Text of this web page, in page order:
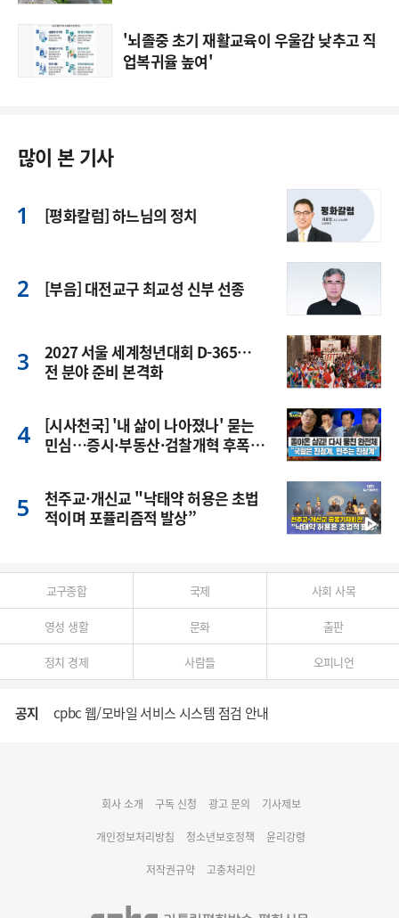
'뇌졸중 초기 재활교육이 우울감 낮추고 직
업복귀율 높여'
많이 본 기사
[평화칼럼] 하느님의 정치
[부음] 대전교구 최교성 신부 선종
2027 서울 세계청년대회 D-365…
전 분야 준비 본격화
[시사천국] '내 삶이 나아졌나' 묻는
민심…증시·부동산·검찰개혁 후폭
천주교·개신교 "낙태약 허용은 초법
적이며 포퓰리즘적 발상”
교구종합 국제 사회 사목
영성 생활 문화 출판
정치 경제 사람들 오피니언
공지 cpbc 웹/모바일 서비스 시스템 점검 안내
명동 미디어큐브 & 1898 미디어월 공모전 수상작 발표
회사 소개 구독 신청 광고 문의 기사제보
개인정보처리방침 청소년보호정책 윤리강령
저작권규약 고충처리인